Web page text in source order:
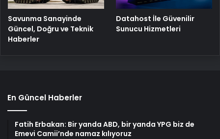
Savunma Sanayinde
Güncel, Doğru ve Teknik
Haberler
Datahost İle Güvenilir
Sunucu Hizmetleri
En Güncel Haberler
Fatih Erbakan: Bir yanda ABD, bir yanda YPG biz de
Emevi Camii’nde namaz kılıyoruz